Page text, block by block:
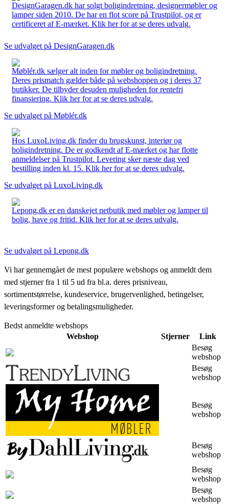
DesignGaragen.dk har solgt boligindretning, designermøbler og
lamper siden 2010. De har en flot score på Trustpilot, og er
certificeret af E-mærket. Klik her for at se deres udvalg.
Se udvalget på DesignGaragen.dk
Møblér.dk sælger alt inden for møbler og boligindretning.
Deres prismatch gælder både på webshoppen og i deres 37
butikker. De tilbyder desuden muligheden for rentefri
finansiering. Klik her for at se deres udvalg.
Se udvalget på Møblér.dk
Hos LuxoLiving.dk finder du brugskunst, interiør og
boligindretning. De er godkendt af E-mærket og har flotte
anmeldelser på Trustpilot. Levering sker næste dag ved
bestilling inden kl. 15. Klik her for at se deres udvalg.
Se udvalget på LuxoLiving.dk
Lepong.dk er en danskejet netbutik med møbler og lamper til
bolig, have og fritid. Klik her for at se deres udvalg.
Se udvalget på Lepong.dk
Vi har gennemgået de mest populære webshops og anmeldt dem
med stjerner fra 1 til 5 ud fra bl.a. deres prisniveau,
sortimentstørrelse, kundeservice, brugervenlighed, betingelser,
leveringsformer og betalingsmuligheder.
Bedst anmeldte webshops
Webshop
Stjerner
Link
Besøg
webshop
Besøg
webshop
Besøg
webshop
Besøg
webshop
Besøg
webshop
Besøg
webshop